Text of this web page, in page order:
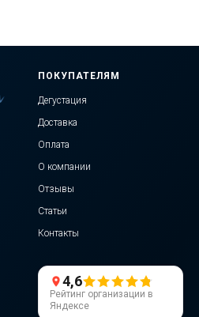
ПОКУПАТЕЛЯМ
Дегустация
Доставка
Оплата
О компании
Отзывы
Статьи
Контакты
4,6
Рейтинг организации в
Яндексе